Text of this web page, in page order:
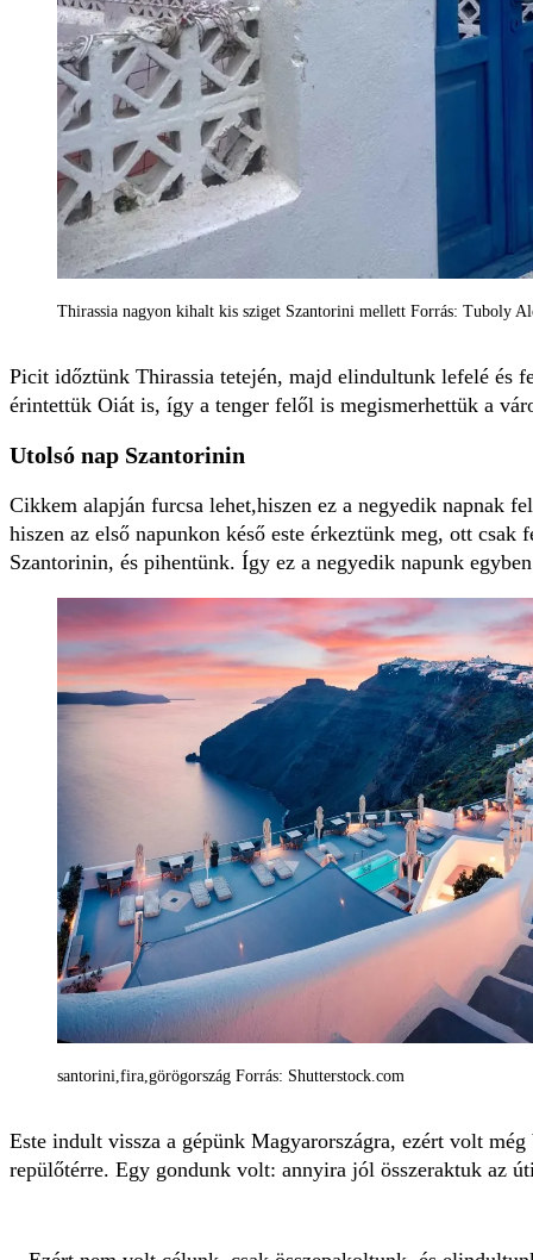
Thirassia nagyon kihalt kis sziget Szantorini mellett Forrás: Tuboly
Picit időztünk Thirassia tetején, majd elindultunk lefelé és
érintettük Oiát is, így a tenger felől is megismerhettük a
Utolsó nap Szantorinin
Cikkem alapján furcsa lehet,hiszen ez a negyedik napnak
hiszen az első napunkon késő este érkeztünk meg, ott csak
Szantorinin, és pihentünk. Így ez a negyedik napunk
santorini,fira,görögország Forrás: Shutterstock.com
Este indult vissza a gépünk Magyarországra, ezért volt
repülőtérre. Egy gondunk volt: annyira jól összeraktuk az